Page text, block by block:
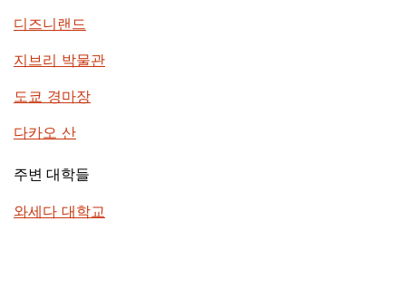
디즈니랜드
지브리 박물관
도쿄 경마장
다카오 산
주변 대학들
와세다 대학교